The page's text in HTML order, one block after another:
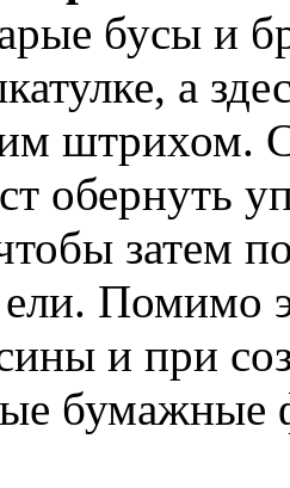
бусы и
а
штрихом.
обернуть
затем
Помимо
и при
бумажные